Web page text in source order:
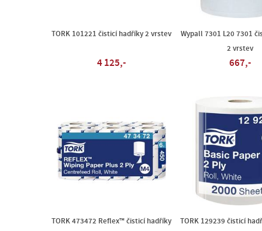
TORK 101221 čisticí hadříky 2 vrstev
4 125,-
Wypall 7301 L20 7301
2 vrstev
667,-
TORK 473472 Reflex™ čisticí hadříky
TORK 129239 čisticí